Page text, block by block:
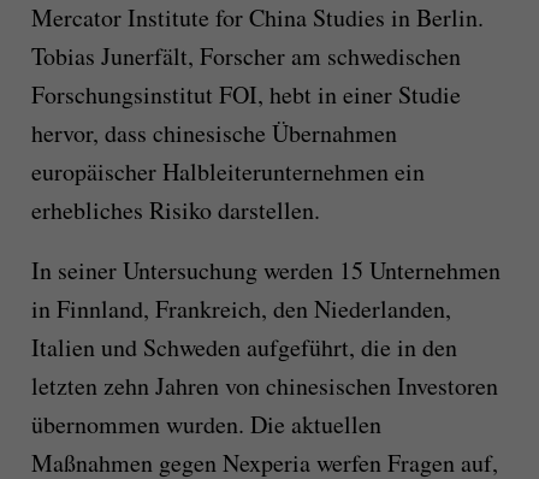
Mercator Institute for China Studies in Berlin.
Tobias Junerfält, Forscher am schwedischen
Forschungsinstitut FOI, hebt in einer Studie
hervor, dass chinesische Übernahmen
europäischer Halbleiterunternehmen ein
erhebliches Risiko darstellen.
In seiner Untersuchung werden 15 Unternehmen
in Finnland, Frankreich, den Niederlanden,
Italien und Schweden aufgeführt, die in den
letzten zehn Jahren von chinesischen Investoren
übernommen wurden. Die aktuellen
Maßnahmen gegen Nexperia werfen Fragen auf,